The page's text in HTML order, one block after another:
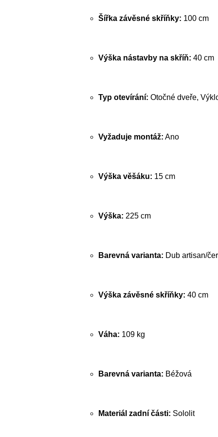
Šířka závěsné skříňky: 100 cm
Výška nástavby na skříň: 40 cm
Typ otevírání: Otočné dveře,
Vyžaduje montáž: Ano
Výška věšáku: 15 cm
Výška: 225 cm
Barevná varianta: Dub artisan/
Výška závěsné skříňky: 40 cm
Váha: 109 kg
Barevná varianta: Béžová
Materiál zadní části: Sololit